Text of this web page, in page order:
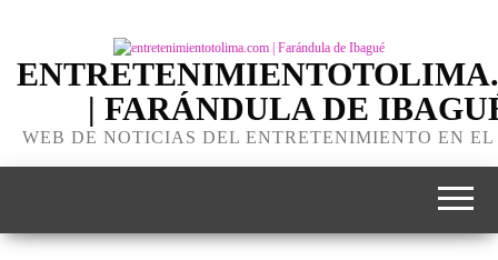
| FARÁNDULA DE
WEB DE NOTICIAS DEL ENTRETENIMIENTO EN